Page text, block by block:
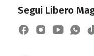
Segui Libero